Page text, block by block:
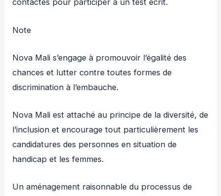
contactés pour participer à un test écrit.
Note
Nova Mali s’engage à promouvoir l’égalité des
chances et lutter contre toutes formes de
discrimination à l’embauche.
Nova Mali est attaché au principe de la diversité, de
l’inclusion et encourage tout particulièrement les
candidatures des personnes en situation de
handicap et les femmes.
Un aménagement raisonnable du processus de